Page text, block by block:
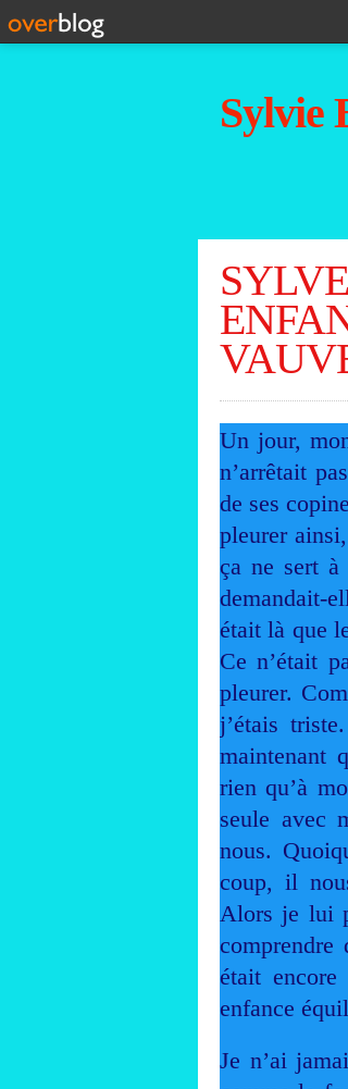
Sylvie
Un jour,
n’arrêtait
de ses
pleurer
ça ne sert
demandait-
était là que
Ce n’était
pleurer.
j’étais
maintenant
rien qu’à
seule avec
nous.
coup, il
Alors je lui
était
enfance
Je n’ai